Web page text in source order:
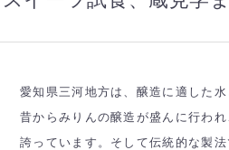
愛知県三河地方は、醸造に適した
昔からみりんの醸造が盛んに行わ
誇っています。そして伝統的な製